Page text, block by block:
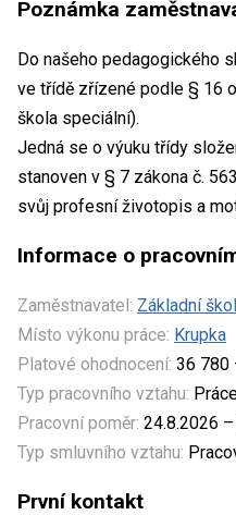
Poznámka
Do našeho pedagogického
ve třídě zřízené podle § 16
škola speciální).
Jedná se o výuku třídy
stanoven v § 7 zákona č.
svůj profesní životopis a
Informace o
Zaměstnavatel: Základní
Místo výkonu práce: Krupka
Platové ohodnocení: 36 780
Typ pracovního vztahu:
Pracovní poměr: 24.8.2026
Typ smluvního vztahu:
První kontakt